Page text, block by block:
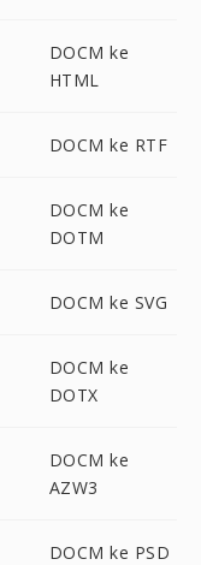
DOCM ke
HTML
DOCM ke RTF
DOCM ke
DOTM
DOCM ke SVG
DOCM ke
DOTX
DOCM ke
AZW3
DOCM ke PSD